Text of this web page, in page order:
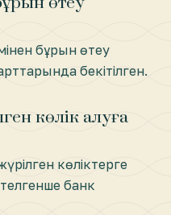
бұрын өтеу
бекітілген.
көлік алуға
көліктерге
банк